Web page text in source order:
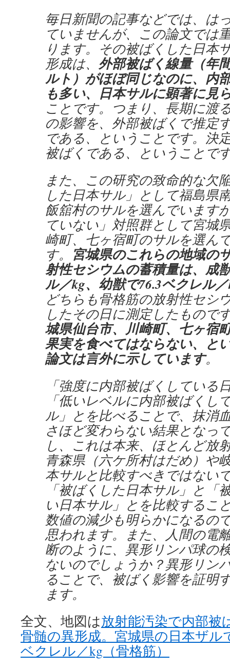
毎日新聞の記事などでは、は
ていませんが、この論文では
ります。その被ばくした日本
形成は、 外部被ばく線量（年
ルト）がほぼ同じなのに、内
も多い、日本サルに顕著に見
ことです。つまり、長期に渡
の影響を、外部被ばくで推定
である、ということです。決
被ばくである、ということで
また、この研究の致命的な欠
した日本サル」として福島県
飯舘村のサルを選んでいます
ていない」対照群として宮城
崎町、七ヶ宿町のサルを選ん
す。
宮城県のこれらの地域の
射性セシウムの蓄積量は、成
ル／kg、幼獣で76.3ベクレル
どちらも骨格筋の放射性セシ
したその日に測定したもので
城県仙台市、川崎町、七ヶ宿
果実を食べてはならない、と
論文は言外に示しています。
「強度に内部被ばくしている
「低いレベルに内部被ばくし
ル」とを比べることで、抹消
さほど変わらない結果となっ
し、これは本来、ほとんど放
青森県（六ケ所村はだめ）や
本サルと比較すべきではない
「被ばくした日本サル」と「
い日本サル」とを比較するこ
数値の減少も明らかになるの
思われます。また、人間の電
断のように、異形リンパ球の
ないのでしょうか？異形リン
ることで、被ばく影響を証明
ます。
全文、地図は放射能汚染で内部被
骨髄の異形成。宮城県の日本ザル
ベクレル／kg（骨格筋）